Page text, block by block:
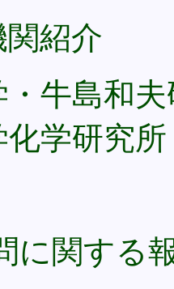
紹介
・牛島和
化学研究
に関する